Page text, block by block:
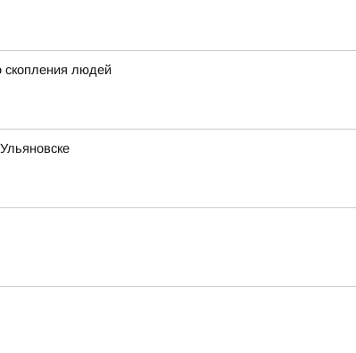
скопления людей